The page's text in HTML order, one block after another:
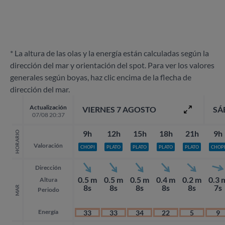
* La altura de las olas y la energía están calculadas según la
dirección del mar y orientación del spot. Para ver los valores
generales según boyas, haz clic encima de la flecha de
dirección del mar.
Actualización
07/08 20:37
HORARIO Valoración
MAR
Dirección
Altura
Periodo
Energía
VIERNES 7 AGOSTO
9h
CHOPI
0.5 m
8s
33
12h
PLATO
0.5 m
8s
33
15h
PLATO
0.5 m
8s
34
18h
PLATO
0.4 m
8s
22
21h
PLATO
0.2 m
8s
5
9h
CHOPI
0.3
7s
9